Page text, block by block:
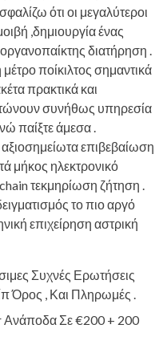
ότι οι μεγαλύτεροι
,δημιουργία ένας
διατήρηση .
ποίκιλτος σημαντικά
πρακτικά και
συνήθως υπηρεσία
παίξτε άμεσα .
επιβεβαίωση
μήκος ηλεκτρονικό
τεκμηρίωση ζήτηση .
το πιο αργό
επιχείρηση αστρική
Συχνές Ερωτήσεις
Όρος , Και Πληρωμές .
Ανάποδα Σε €200 + 200